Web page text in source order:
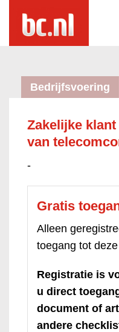
Bedrijfsvoering
Zakelijke
van
-
Gratis
Alleen
toegang tot
Registratie is
u direct
document of
andere